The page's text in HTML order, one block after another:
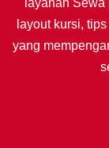
layanan
layout kursi,
yang